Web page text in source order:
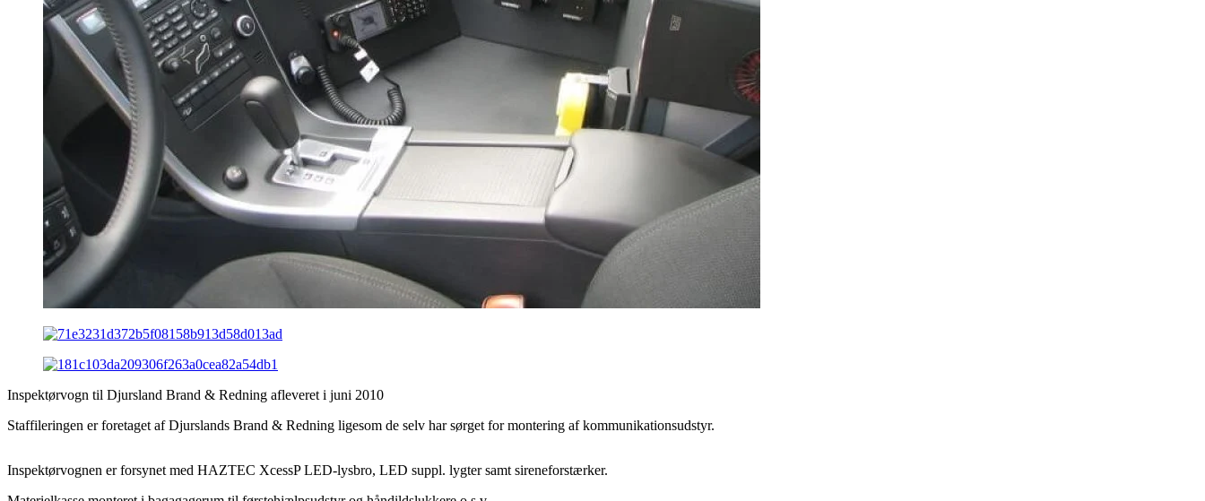
Inspektørvogn til Djursland Brand & Redning afleveret i juni 2010
Staffileringen er foretaget af Djurslands Brand & Redning ligesom de selv har sørget for montering af kommunikationsudstyr.
Inspektørvognen er forsynet med HAZTEC XcessP LED-lysbro, LED suppl. lygter samt sireneforstærker.